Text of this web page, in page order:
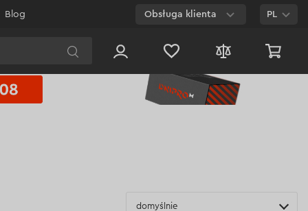
Blog Obsługa klienta
Czat na
stronie
PL
domyślnie